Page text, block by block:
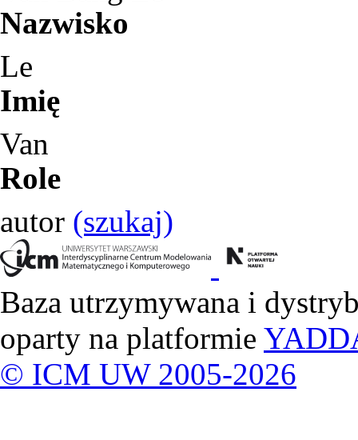
Nazwisko
Le
Imię
Van
Role
autor (szukaj)
Baza utrzymywana i
oparty na platformie
© ICM UW 2005-2026